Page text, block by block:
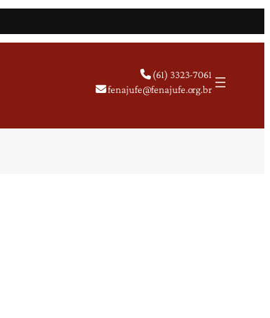
(61) 3323-7061
fenajufe@fenajufe.org.br